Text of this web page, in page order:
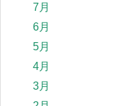
7月
6月
5月
4月
3月